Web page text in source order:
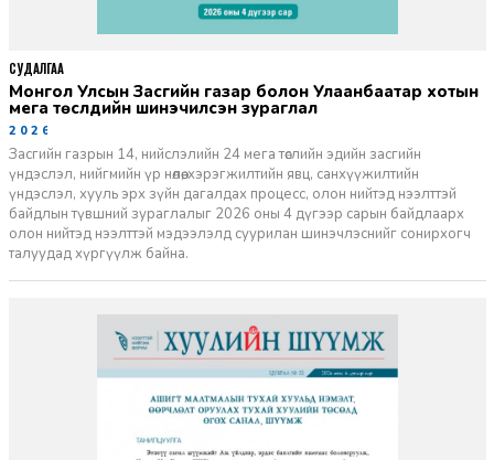
Монгол Улсын Засгийн газар болон Улаанбаатар хотын
мега төслүүдийн шинэчилсэн зураглал
2026-06-29
Засгийн газрын 14, нийслэлийн 24 мега төслийн эдийн засгийн
үндэслэл, нийгмийн үр нөлөө, хэрэгжилтийн явц, санхүүжилтийн
үндэслэл, хууль эрх зүйн дагалдах процесс, олон нийтэд нээлттэй
байдлын түвшний зураглалыг 2026 оны 4 дүгээр сарын байдлаарх
олон нийтэд нээлттэй мэдээлэлд суурилан шинэчлэснийг сонирхогч
талуудад хүргүүлж байна.
СУДАЛГАА